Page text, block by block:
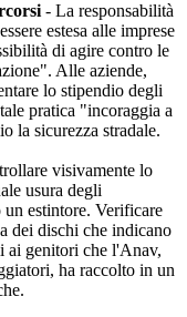
- La responsabilità
estesa alle imprese
di agire contro le
Alle aziende,
lo stipendio degli
pratica "incoraggia a
la sicurezza stradale.
visivamente lo
usura degli
un estintore. Verificare
dei dischi che indicano
ai genitori che l'Anav,
ha raccolto in un